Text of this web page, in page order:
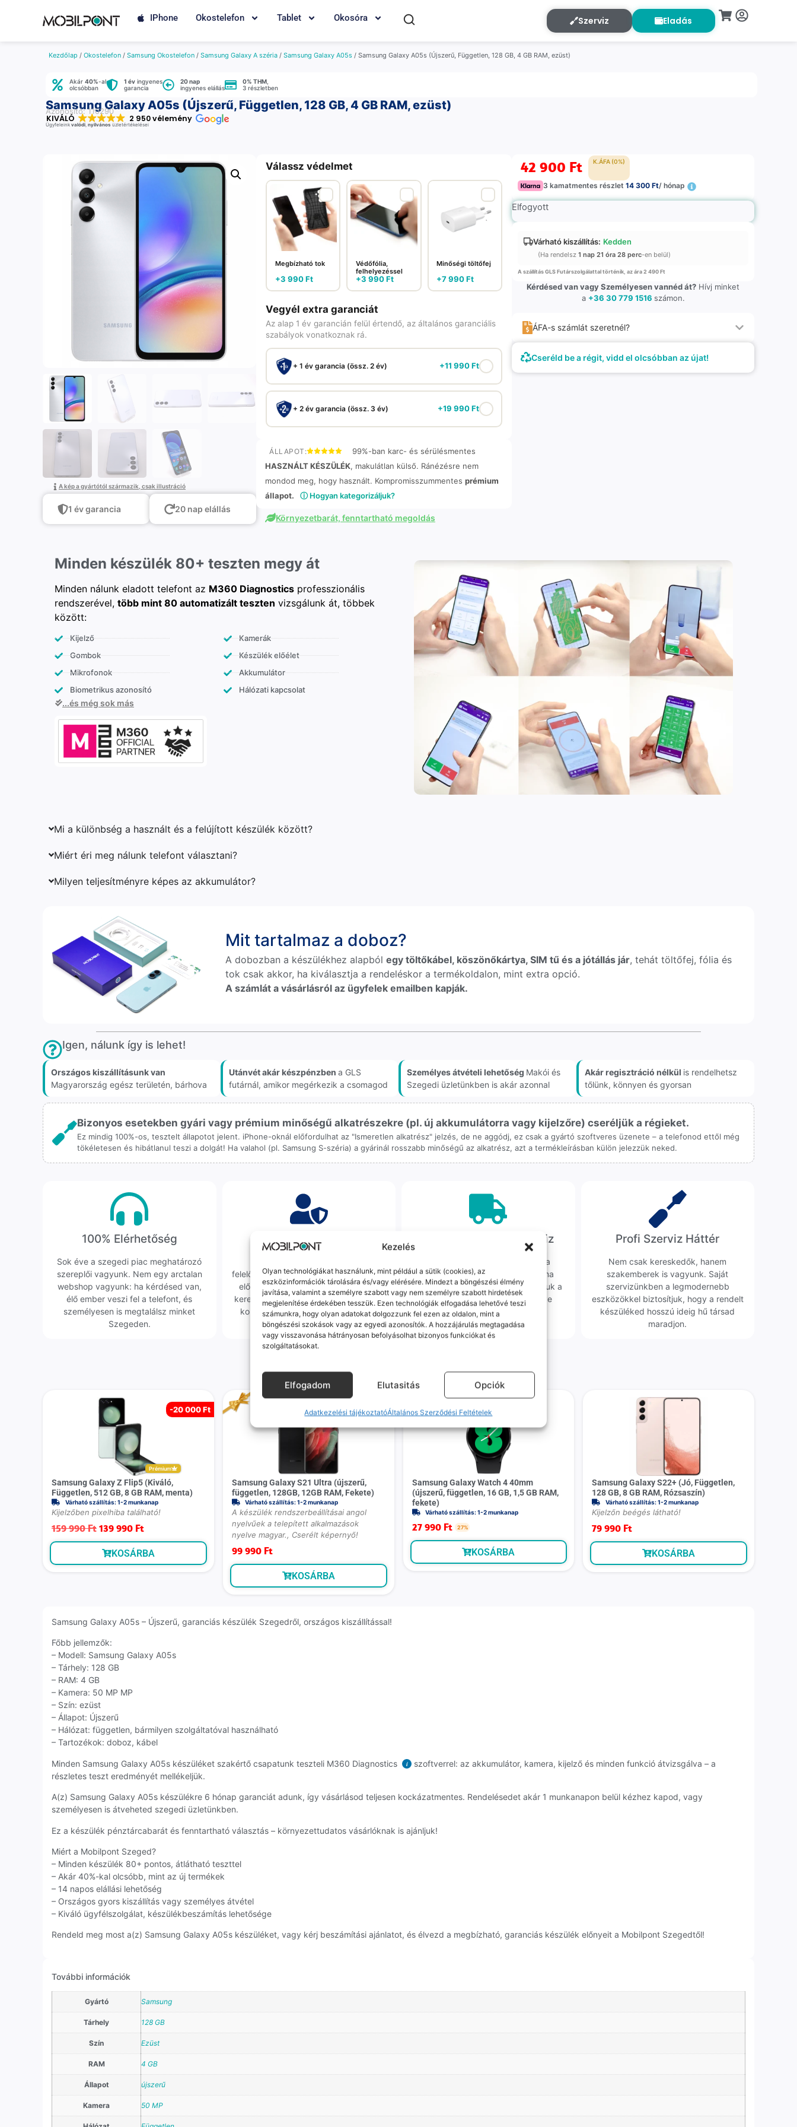
Kezelés
Olyan technológiákat használunk, mint például a sütik (cookies), az
eszközinformációk tárolására és/vagy elérésére. Mindezt a böngészési élmény
javítása, valamint a személyre szabott vagy nem személyre szabott hirdetések
megjelenítése érdekében tesszük. Ezen technológiák elfogadása lehetővé teszi
számunkra, hogy olyan adatokat dolgozzunk fel ezen az oldalon, mint a
böngészési szokások vagy az egyedi azonosítók. A hozzájárulás megtagadása
vagy visszavonása hátrányosan befolyásolhat bizonyos funkciókat és
szolgáltatásokat.
Elfogadom Elutasitás Opciók
Adatkezelési tájékoztatóÁltalános Szerződési Feltételek
IPhone Okostelefon Tablet Okosóra Szerviz Eladás
Kezdőlap / Okostelefon / Samsung Okostelefon / Samsung Galaxy A széria / Samsung Galaxy A05s / Samsung Galaxy A05s (Újszerű, Független, 128 GB, 4 GB RAM, ezüst)
Akár 40%-al
olcsóbban
1 év ingyenes
garancia
20 nap
ingyenes elállás
0% THM
3 részletben
Samsung Galaxy A05s (Újszerű, Független, 128 GB, 4 GB RAM, ezüst)
Azonosító: 110290
KIVÁLÓ 2 950 vélemény
Ügyfeleink valódi, nyilvános üzletértékelései
A kép a gyártótól származik, csak illustráció
1 év garancia 20 nap elállás
Válassz védelmet
Megbízható tok
+3 990Ft
Védőfólia,
felhelyezéssel
+3 990Ft
Minőségi töltőfej
+7 990Ft
Vegyél extra garanciát
Az alap 1 év garancián felül értendő, az általános garanciális
szabályok vonatkoznak rá.
+ 1 év garancia (össz. 2 év) +11 990Ft
+ 2 év garancia (össz. 3 év) +19 990Ft
ÁLLAPOT:
99%-ban karc- és sérülésmentes
HASZNÁLT KÉSZÜLÉK, makulátlan külső. Ránézésre nem
mondod meg, hogy használt. Kompromisszummentes prémium
állapot.
ⓘ Hogyan kategorizáljuk?
Környezetbarát, fenntartható megoldás
42 900 Ft K.ÁFA (0%)
3 kamatmentes részlet14 300 Ft/ hónap
Elfogyott
Várható kiszállítás: Kedden
(Ha rendelsz1 nap 21 óra 28 perc-en belül)
A szállítás GLS Futárszolgálattal történik, az ára 2 490 Ft
Kérdésed van vagy Személyesen vannéd át? Hívj minket
a +36 30 779 1516 számon.
ÁFA-s számlát szeretnél?
Cseréld be a régit, vidd el olcsóbban az újat!
Minden készülék 80+ teszten megy át
Minden nálunk eladott telefont az M360 Diagnostics professzionális
rendszerével, több mint 80 automatizált teszten vizsgálunk át, többek
között:
Kijelző
Gombok
Mikrofonok
Biometrikus azonosító
Kamerák
Készülék előélet
Akkumulátor
Hálózati kapcsolat
...és még sok más
Mi a különbség a használt és a felújított készülék között?
Miért éri meg nálunk telefont választani?
Milyen teljesítményre képes az akkumulátor?
Mit tartalmaz a doboz?
A dobozban a készülékhez alapbólegy töltőkábel, köszönőkártya, SIM tű és a jótállás jár, tehát töltőfej, fólia és
tok csak akkor, ha kiválasztja a rendeléskor a termékoldalon, mint extra opció.
A számlát a vásárlásról az ügyfelek emailben kapják.
Igen, nálunk így is lehet!
Országos kiszállításunk van
Magyarország egész területén, bárhova
Utánvét akár készpénzben a GLS
futárnál, amikor megérkezik a csomagod
Személyes átvételi lehetőség Makói és
Szegedi üzletünkben is akár azonnal
Akár regisztráció nélkül is rendelhetsz
tőlünk, könnyen és gyorsan
Bizonyos esetekben gyári vagy prémium minőségű alkatrészekre (pl. új akkumulátorra vagy kijelzőre) cseréljük a régieket.
Ez mindig 100%-os, tesztelt állapotot jelent. iPhone-oknál előfordulhat az "Ismeretlen alkatrész" jelzés, de ne aggódj, ez csak a gyártó szoftveres üzenete – a telefonod ettől még
tökéletesen és hibátlanul teszi a dolgát! Ha valahol (pl. Samsung S-széria) a gyárinál rosszabb minőségű az alkatrész, azt a termékleírásban külön jelezzük neked.
100% Elérhetőség
Sok éve a szegedi piac meghatározó
szereplői vagyunk. Nem egy arctalan
webshop vagyunk: ha kérdésed van,
élő ember veszi fel a telefont, és
személyesen is megtalálsz minket
Szegeden.
Korrekt Ügyintézés
felelősségvállalás nálunk alap. Ha ritkán
előfordul egy hiba, nem kifogásokat
keresünk, hanem megoldást. Szakértő
kollégáink azonnal kézbe veszik az
ügyedet.
Ingyenes Futár & Szerviz
Ha messze laksz, mi megyünk a
készülékért. Garanciális probléma
esetén küldjük a futárt, bevizsgáljuk a
telefont, és javítva vagy cserélve
küldjük vissza – neked ez 0 Ft
költséggel jár.
Profi Szerviz Háttér
Nem csak kereskedők, hanem
szakemberek is vagyunk. Saját
szervizünkben a legmodernebb
eszközökkel biztosítjuk, hogy a rendelt
készüléked hosszú ideig hű társad
maradjon.
Mások ezeket is megnézték
-20 000 Ft
Prémium
Samsung Galaxy Z Flip5 (Kiváló,
Független, 512 GB, 8 GB RAM, menta)
Várható szállítás: 1-2 munkanap
Kijelzőben pixelhiba található!
159 990Ft139 990 Ft
KOSÁRBA
Samsung Galaxy S21 Ultra (újszerű,
független, 128GB, 12GB RAM, Fekete)
Várható szállítás: 1-2 munkanap
A készülék rendszerbeállításai angol
nyelvűek a telepített alkalmazások
nyelve magyar., Cserélt képernyő!
99 990 Ft
KOSÁRBA
Samsung Galaxy Watch 4 40mm
(újszerű, független, 16 GB, 1,5 GB RAM,
fekete)
Várható szállítás: 1-2 munkanap
27 990 Ft 27%
KOSÁRBA
Samsung Galaxy S22+ (Jó, Független,
128 GB, 8 GB RAM, Rózsaszín)
Várható szállítás: 1-2 munkanap
Kijelzőn beégés látható!
79 990 Ft
KOSÁRBA
Samsung Galaxy A05s – Újszerű, garanciás készülék Szegedről, országos kiszállítással!
Főbb jellemzők:
– Modell: Samsung Galaxy A05s
– Tárhely: 128 GB
– RAM: 4 GB
– Kamera: 50 MP MP
– Szín: ezüst
– Állapot: Újszerű
– Hálózat: független, bármilyen szolgáltatóval használható
– Tartozékok: doboz, kábel
Minden Samsung Galaxy A05s készüléket szakértő csapatunk teszteli M360 Diagnostics i
szoftverrel: az akkumulátor, kamera, kijelző és minden funkció átvizsgálva – a
részletes teszt eredményét mellékeljük.
A(z) Samsung Galaxy A05s készülékre 6 hónap garanciát adunk, így vásárlásod teljesen kockázatmentes. Rendelésedet akár 1 munkanapon belül kézhez kapod, vagy
személyesen is átveheted szegedi üzletünkben.
Ez a készülék pénztárcabarát és fenntartható választás – környezettudatos vásárlóknak is ajánljuk!
Miért a Mobilpont Szeged?
– Minden készülék 80+ pontos, átlátható teszttel
– Akár 40%-kal olcsóbb, mint az új termékek
– 14 napos elállási lehetőség
– Országos gyors kiszállítás vagy személyes átvétel
– Kiváló ügyfélszolgálat, készülékbeszámítás lehetősége
Rendeld meg most a(z) Samsung Galaxy A05s készüléket, vagy kérj beszámítási ajánlatot, és élvezd a megbízható, garanciás készülék előnyeit a Mobilpont Szegedtől!
További információk
Gyártó Samsung
Tárhely 128 GB
Szín Ezüst
RAM 4 GB
Állapot újszerű
Kamera 50 MP